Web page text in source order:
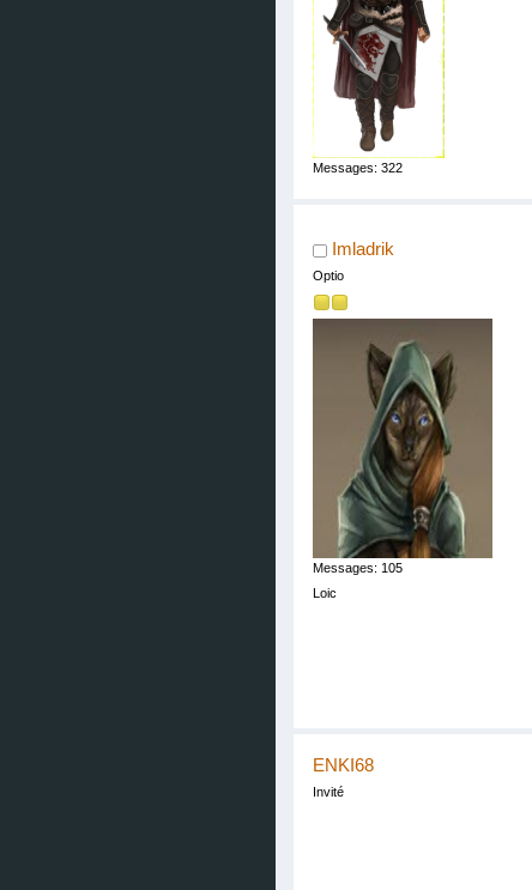
Messages: 322
Imladrik
Optio
Messages: 105
Loic
ENKI68
Invité